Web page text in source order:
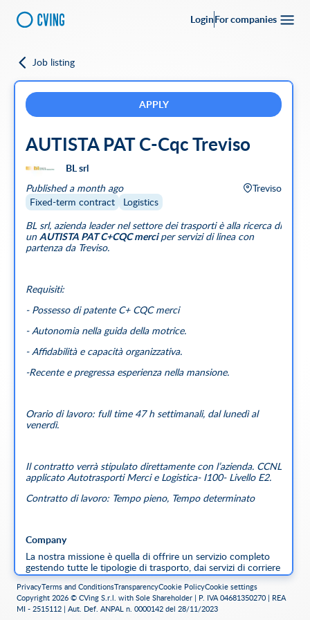
LoginFor companies
Full-time Full Remote CVing Referral
City
Featured companies
Go back
Job listing
APPLY
AUTISTA PAT C-Cqc Treviso
BL srl
Published a month ago
Treviso
Fixed-term contract
Logistics
BL srl, azienda leader nel settore dei trasporti è alla ricerca di
unAUTISTA PAT C+CQC merciper servizi di linea con
partenza da Treviso.
Requisiti:
- Possesso di patente C+ CQC merci
- Autonomia nella guida della motrice.
- Affidabilità e capacità organizzativa.
-Recente e pregressa esperienza nella mansione.
Orario di lavoro: full time 47 h settimanali, dal lunedì al
venerdì.
Il contratto verrà stipulato direttamente con l’azienda. CCNL
applicato Autotrasporti Merci e Logistica- I100- Livello E2.
Contratto di lavoro: Tempo pieno, Tempo determinato
Company
La nostra missione è quella di offrire un servizio completo
gestendo tutte le tipologie di trasporto, dai servizi di corriere
espresso al trasporto pesante passando per i trasporti diretti
e fiduciari pensati per i clienti più esigenti.
PrivacyTerms and ConditionsTransparencyCookie PolicyCookie settings
Copyright 2026 © CVing S.r.l. with Sole Shareholder | P. IVA 04681350270 | REA
MI - 2515112 | Aut. Def. ANPAL n. 0000142 del 28/11/2023